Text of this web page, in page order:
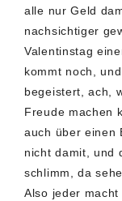
alle nur Geld
nachsichtiger
Valentinstag
kommt noch,
begeistert, ach,
Freude machen
auch über einen
nicht damit, und
schlimm, da
Also jeder